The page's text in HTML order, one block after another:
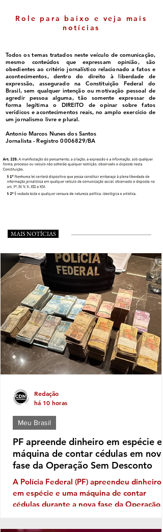
Role para baixo e veja mais
notícias
Todos os temas tratados neste veículo de comunicação,
mesmo conteúdos que expressam opinião, são
obedientes ao critério jornalístico relacionado a fatos e
acontecimentos, dentro do direito à liberdade de
expressão, assegurado na Constituição Federal do
Brasil, sem qualquer intenção ou motivação pessoal de
agredir pessoa alguma, tão somente expressar de
forma legítima o DIREITO de opinar sobre fatos
verídicos e acontecimentos reais, no amplo exercício de
um jornalismo livre e plural.
Antonio Marcos Nunes dos Santos
Jornalista - Registro0006829/BA
MAIS NOTÍCIAS
PF apreende dinheiro em espécie e
máquina de contar cédulas em nova
fase da Operação Sem Desconto
A Polícia Federal (PF) apreendeu dinheiro
em espécie e uma máquina de contar
cédulas durante a nova fase da Operação
esquema de fraudes em descontos ilegais
Meu Brasil
Redação
há 10 horas